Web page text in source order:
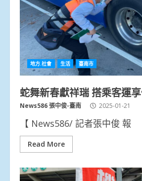
地方.社會 生活 臺南市
蛇舞新春獻祥瑞 搭乘客運
News586 張中俊-臺南 2025-01-21
【 News586/ 記者張中俊 報
Read More